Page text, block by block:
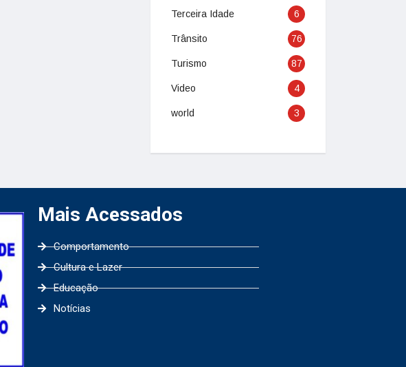
Terceira Idade 6
Trânsito 76
Turismo 87
Video 4
world 3
Mais Acessados
Comportamento
Cultura e Lazer
Educação
Notícias